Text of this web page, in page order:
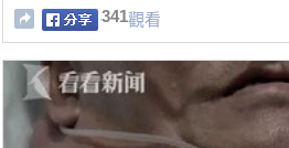
341觀看